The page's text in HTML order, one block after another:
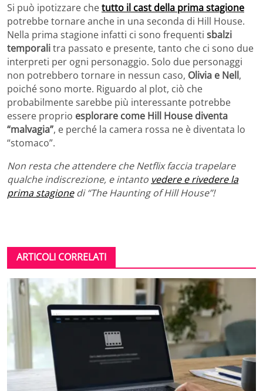
Si può ipotizzare chetutto il cast della prima stagione
potrebbe tornare anche in una seconda di Hill House.
Nella prima stagione infatti ci sono frequenti sbalzi
temporalitra passato e presente, tanto che ci sono due
interpreti per ogni personaggio. Solo due personaggi
non potrebbero tornare in nessun caso, Olivia e Nell,
poiché sono morte. Riguardo al plot, ciò che
probabilmente sarebbe più interessante potrebbe
essere proprio esplorare come Hill House diventa
“malvagia”, e perché la camera rossa ne è diventata lo
“stomaco”.
Non resta che attendere che Netflix faccia trapelare
qualche indiscrezione, e intanto vedere e rivedere la
prima stagionedi “The Haunting of Hill House”!
ARTICOLI CORRELATI